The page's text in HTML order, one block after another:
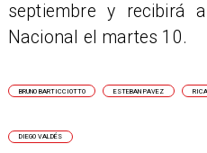
septiembre y recibirá
Nacional el martes 10.
BRUNO BARTICCIOTTO ESTEBAN PAVEZ
DIEGO VALDÉS